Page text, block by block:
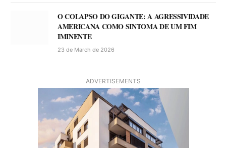
O COLAPSO DO GIGANTE: A AGRESSIVIDADE
AMERICANA COMO SINTOMA DE UM FIM
IMINENTE
23 de March de 2026
ADVERTISEMENTS